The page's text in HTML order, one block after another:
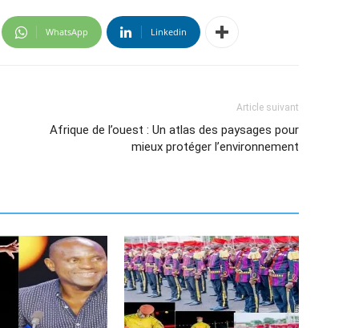
WhatsApp Linkedin
Article suivant
Afrique de l’ouest : Un atlas des paysages pour
mieux protéger l’environnement